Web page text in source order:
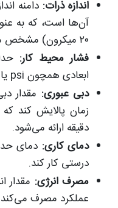
اندازه ذرات: دامنه
۲۰ میکرون) مشخص می‌شود.
فشار محیط کار:
ابعادی همچون psi یا bar.
دبی عبوری: مقدار
زمان پالایش کند
دقیقه ارائه می‌شود.
دمای کاری: دمای
درستی کار کند.
مصرف انرژی: مقدار
عملکرد مصرف